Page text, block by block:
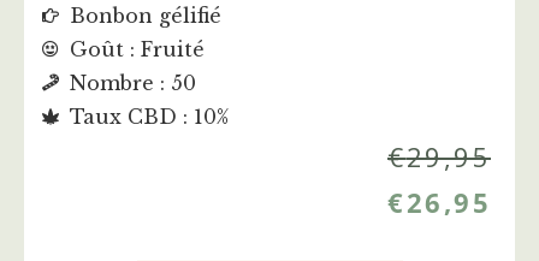
Bonbon gélifié
Goût : Fruité
Nombre : 50
Taux CBD : 10%
€29,95
€26,95